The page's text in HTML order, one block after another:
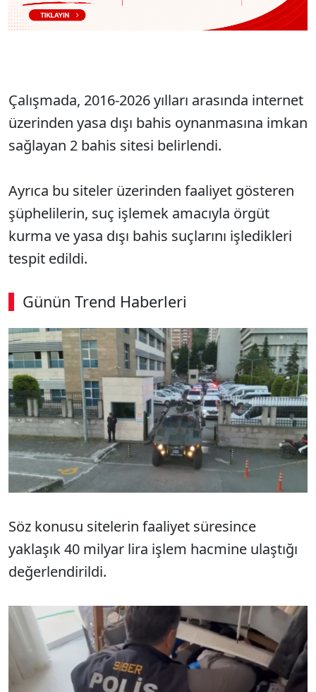
Çalışmada, 2016-2026 yılları arasında internet
üzerinden yasa dışı bahis oynanmasına imkan
sağlayan 2 bahis sitesi belirlendi.
Ayrıca bu siteler üzerinden faaliyet gösteren
şüphelilerin, suç işlemek amacıyla örgüt
kurma ve yasa dışı bahis suçlarını işledikleri
tespit edildi.
Günün Trend Haberleri
Söz konusu sitelerin faaliyet süresince
yaklaşık 40 milyar lira işlem hacmine ulaştığı
değerlendirildi.